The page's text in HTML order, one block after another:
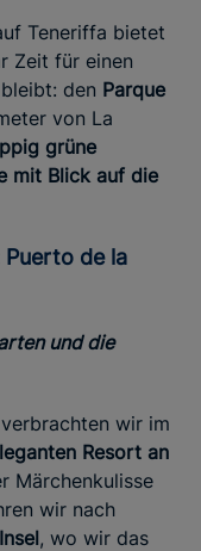
Teneriffa bietet
Zeit für einen
bleibt: den Parque
von La
grüne
mit Blick auf die
und die
wir im
Resort an
Märchenkulisse
wir nach
, wo wir das